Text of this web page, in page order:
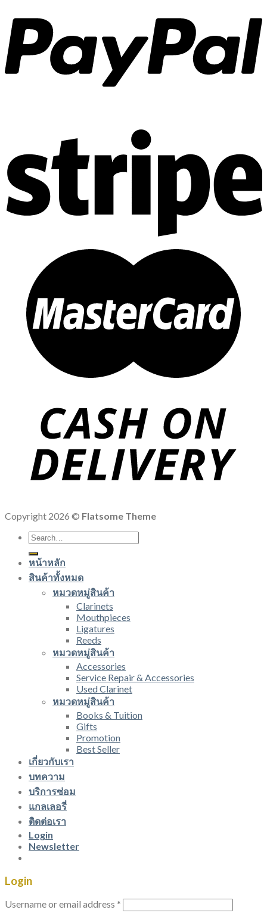
Copyright 2026 © Flatsome Theme
Search
for:
หน้าหลัก
สินค้าทั้งหมด
หมวดหมู่สินค้า
Clarinets
Mouthpieces
Ligatures
Reeds
หมวดหมู่สินค้า
Accessories
Service Repair & Accessories
Used Clarinet
หมวดหมู่สินค้า
Books & Tuition
Gifts
Promotion
Best Seller
เกี่ยวกับเรา
บทความ
บริการซ่อม
แกลเลอรี่
ติดต่อเรา
Login
Newsletter
Login
Username or email address *